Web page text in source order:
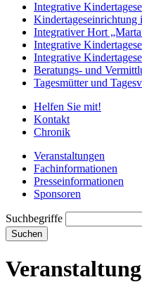
Integrative
Integrativer Hort
Integrative
Integrative
Beratungs- und
Tagesmütter und
Helfen Sie mit!
Kontakt
Chronik
Veranstaltungen
Fachinformationen
Presseinformationen
Sponsoren
Suchbegriffe
Suchen